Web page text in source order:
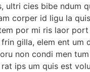
ultri cies bibe ndum
corper id ligu la
por mi ris laor
gilla, elem ent um
non condi men
ips um quis est